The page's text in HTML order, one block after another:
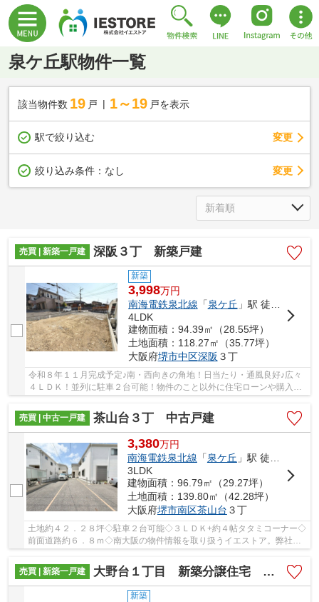
泉ケ丘駅物件一覧
該当物件数 19 戸 1～19 戸を表示
駅で絞り込む 変更
絞り込み条件： なし 変更
売買 | 新築一戸建 深阪３丁 新築戸建
新築
3,998万円
南海電鉄泉北線 「泉ケ丘 」駅 徒歩24分
4LDK
建物面積：94.39㎡（28.55坪）
土地面積：118.27㎡（35.77坪）
大阪府堺市中区深阪 ３丁
令和８年１１月完成予定♪南・西向きの角地！日当たり・通風良好♪広々
４ＬＤＫ！並列に駐車２台可能！物件のこと以外に住宅ローンや購入の
売買 | 中古一戸建
茶山台３丁 中古戸建
3,380万円
南海電鉄泉北線 「泉ケ丘 」駅 徒歩18分
3LDK
建物面積：96.79㎡（29.27坪）
土地面積：139.80㎡（42.28坪）
大阪府堺市南区茶山台 ３丁
土地約４２．２８坪◇駐車２台可能◇３ＬＤＫ+約４帖タタミコーナー◇
前面道路約６．８ｍ◇南大阪の物件情報を取り扱うイエストア。弊社ホ
売買 | 新築一戸建
大野台１丁目 新築分譲住宅 全２区画
新築